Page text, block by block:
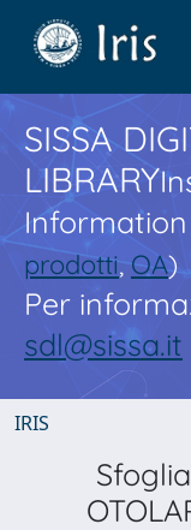
SISSA
LIBRARY
prodotti,OA)
Per
sdl@sissa.it
IRIS